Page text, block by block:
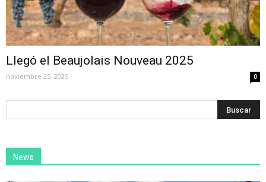
Llegó el Beaujolais Nouveau 2025
noviembre 25, 2025 0
News